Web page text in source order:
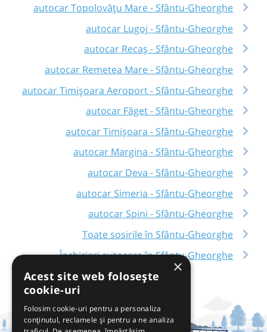
autocar Topolovățu Mare - Sfântu-Gheorghe
autocar Lugoj - Sfântu-Gheorghe
autocar Recaș - Sfântu-Gheorghe
autocar Remetea Mare - Sfântu-Gheorghe
autocar Timișoara Aeroport - Sfântu-Gheorghe
autocar Făget - Sfântu-Gheorghe
autocar Timișoara - Sfântu-Gheorghe
autocar Margina - Sfântu-Gheorghe
autocar Deva - Sfântu-Gheorghe
autocar Simeria - Sfântu-Gheorghe
autocar Spini - Sfântu-Gheorghe
Toate sosirile în Sfântu-Gheorghe
Închirieri autocare în Sfântu-Gheorghe
×
Acest site web folosește
cookie-uri
Folosim cookie-uri pentru a personaliza
conținutul, reclamele și pentru a ne analiza